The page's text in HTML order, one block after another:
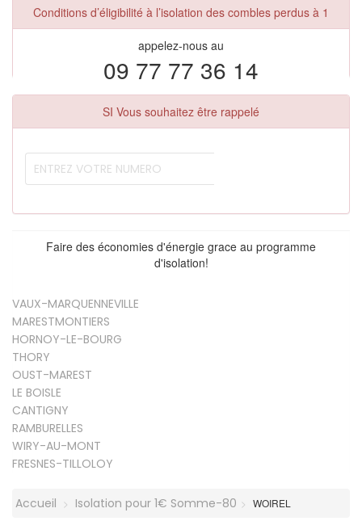
Conditions d’éligibilité à l’isolation des combles perdus à 1
appelez-nous au
09 77 77 36 14
SI Vous souhaitez être rappelé
Faire des économies d'énergie grace au programme
d'isolation!
VAUX-MARQUENNEVILLE
MARESTMONTIERS
HORNOY-LE-BOURG
THORY
OUST-MAREST
LE BOISLE
CANTIGNY
RAMBURELLES
WIRY-AU-MONT
FRESNES-TILLOLOY
Accueil Isolation pour 1€ Somme-80 WOIREL